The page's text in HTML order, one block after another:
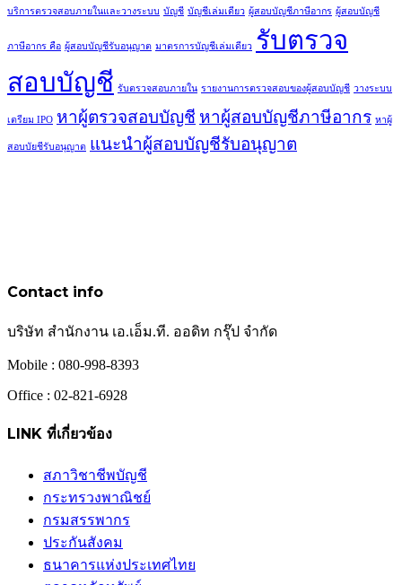
บริการตรวจสอบภายในและวางระบบ บัญชี บัญชีเล่มเดียว ผู้สอบบัญชีภาษีอากร ผู้สอบบัญชี
ภาษีอากร คือ ผู้สอบบัญชีรับอนุญาต มาตรการบัญชีเล่มเดียว รับตรวจ
สอบบัญชี รับตรวจสอบภายใน รายงานการตรวจสอบของผู้สอบบัญชี วางระบบ
เตรียม IPO หาผู้ตรวจสอบบัญชี หาผู้สอบบัญชีภาษีอากร หาผู้
สอบบัยชีรับอนุญาต แนะนำผู้สอบบัญชีรับอนุญาต
Contact info
บริษัท สำนักงาน เอ.เอ็ม.ที. ออดิท กรุ๊ป จำกัด
Mobile : 080-998-8393
Office : 02-821-6928
LINK ที่เกี่ยวข้อง
สภาวิชาชีพบัญชี
กระทรวงพาณิชย์
กรมสรรพากร
ประกันสังคม
ธนาคารแห่งประเทศไทย